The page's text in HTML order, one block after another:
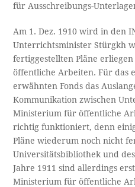
für Ausschreibungs-
Am 1. Dez. 1910 wird in den
Unterrichtsminister Stürgkh
fertiggestellten Pläne
öffentliche Arbeiten. Für das
erwähnten Fonds das
Kommunikation zwischen
Ministerium für öffentliche
richtig funktioniert, denn
Pläne wiederum noch nicht
Universitätsbibliothek und
Jahre 1911 sind allerdings
Ministerium für öffentliche